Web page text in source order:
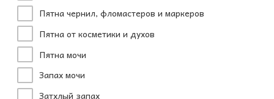
Пятна чернил, фломастеров и маркеров
Пятна от косметики и духов
Пятна мочи
Запах мочи
Затхлый запах